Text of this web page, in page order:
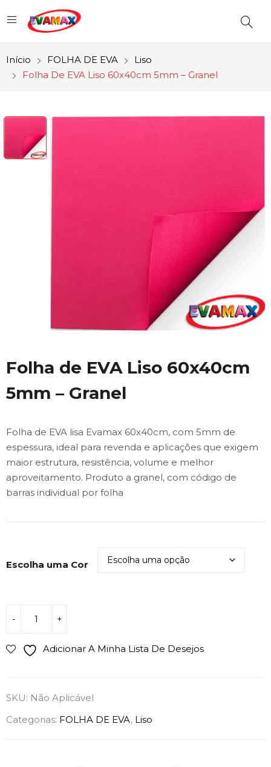
Início FOLHA DE EVA
Liso
Folha De EVA Liso 60x40cm 5mm – Granel
Folha de EVA Liso 60x40cm
5mm – Granel
Folha de EVA lisa Evamax 60x40cm, com 5mm de
espessura, ideal para revenda e aplicações que exigem
maior estrutura, resistência, volume e melhor
aproveitamento. Produto a granel, com código de
barras individual por folha
Escolha uma Cor
Adicionar A Minha Lista De Desejos
SKU: Não Aplicável
Categorias: FOLHA DE EVA, Liso